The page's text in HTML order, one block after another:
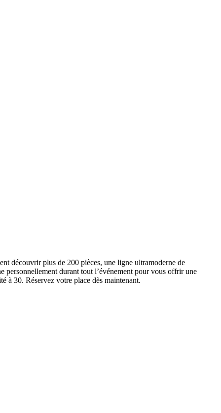
découvrir plus de 200 pièces, une ligne ultramoderne de
personnellement durant tout l’événement pour vous offrir une
à 30. Réservez votre place dès maintenant.